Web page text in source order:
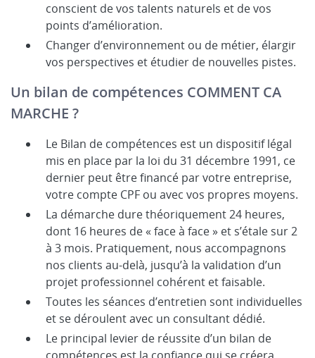
conscient de vos talents naturels et de vos
points d’amélioration.
Changer d’environnement ou de métier, élargir
vos perspectives et étudier de nouvelles pistes.
Un bilan de compétences COMMENT CA
MARCHE ?
Le Bilan de compétences est un dispositif légal
mis en place par la loi du 31 décembre 1991, ce
dernier peut être financé par votre entreprise,
votre compte CPF ou avec vos propres moyens.
La démarche dure théoriquement 24 heures,
dont 16 heures de « face à face » et s’étale sur 2
à 3 mois. Pratiquement, nous accompagnons
nos clients au-delà, jusqu’à la validation d’un
projet professionnel cohérent et faisable.
Toutes les séances d’entretien sont individuelles
et se déroulent avec un consultant dédié.
Le principal levier de réussite d’un bilan de